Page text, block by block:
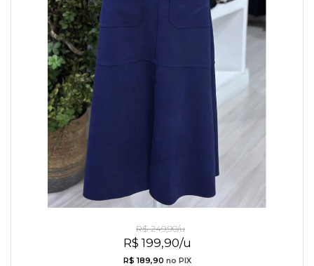
R$ 199,90/u
R$ 249,90/u
R$ 189,90 no PIX